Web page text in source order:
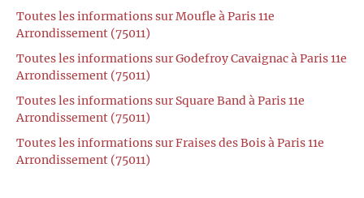
Toutes les informations sur Moufle à Paris 11e
Arrondissement (75011)
Toutes les informations sur Godefroy Cavaignac à Paris 11e
Arrondissement (75011)
Toutes les informations sur Square Band à Paris 11e
Arrondissement (75011)
Toutes les informations sur Fraises des Bois à Paris 11e
Arrondissement (75011)